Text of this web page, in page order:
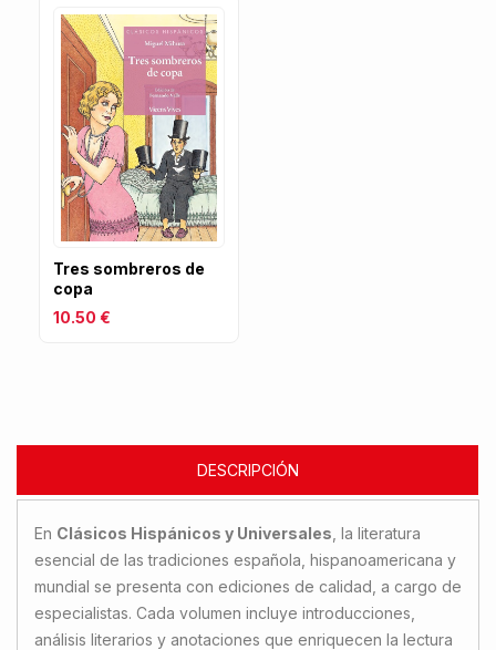
Tres sombreros de
copa
10.50 €
DESCRIPCIÓN
En Clásicos Hispánicos y Universales , la literatura
esencial de las tradiciones española, hispanoamericana y
mundial se presenta con ediciones de calidad, a cargo de
especialistas. Cada volumen incluye introducciones,
análisis literarios y anotaciones que enriquecen la lectura